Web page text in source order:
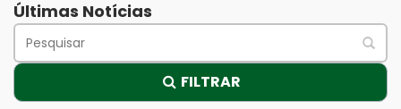
Últimas Notícias
FILTRAR